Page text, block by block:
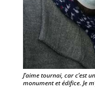
J’aime tournai, car c’est
monument et édifice. Je